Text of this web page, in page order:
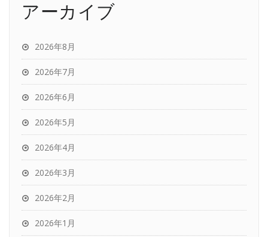
アーカイブ
2026年8月
2026年7月
2026年6月
2026年5月
2026年4月
2026年3月
2026年2月
2026年1月